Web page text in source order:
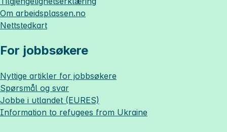
Om arbeidsplassen.no
Nettstedkart
For jobbsøkere
Nyttige artikler for jobbsøkere
Spørsmål og svar
Jobbe i utlandet (EURES)
Information to refugees from Ukraine